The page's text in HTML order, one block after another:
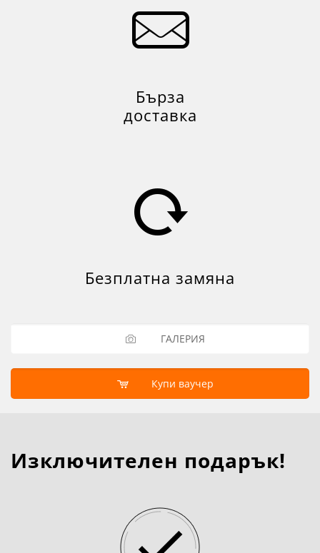
Бърза
доставка
Безплатна замяна
ГАЛЕРИЯ
Купи ваучер
Изключителен подарък!